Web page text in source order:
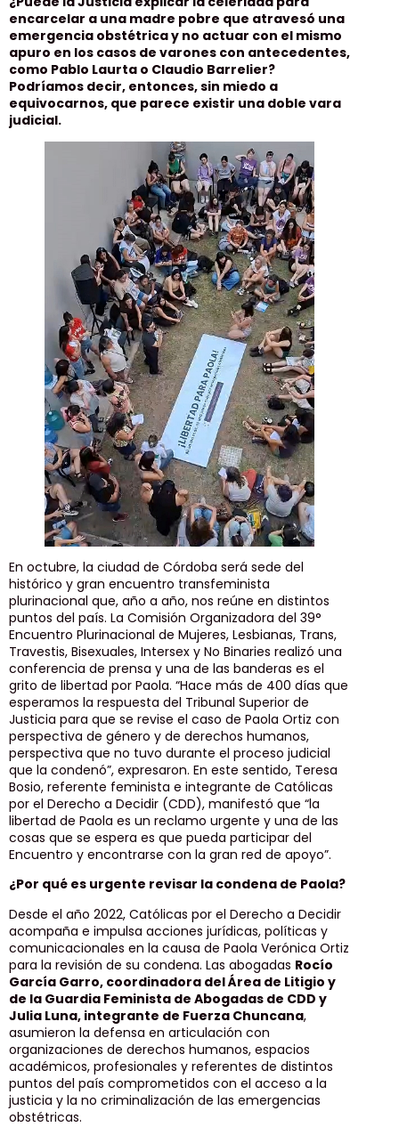
encarcelar a una madre pobre que atravesó una
emergencia obstétrica y no actuar con el mismo
apuro en los casos de varones con antecedentes,
como Pablo Laurta o Claudio Barrelier?
Podríamos decir, entonces, sin miedo a
equivocarnos, que parece existir una doble vara
judicial.
En octubre, la ciudad de Córdoba será sede del
histórico y gran encuentro transfeminista
plurinacional que, año a año, nos reúne en distintos
puntos del país. La Comisión Organizadora del 39°
Encuentro Plurinacional de Mujeres, Lesbianas, Trans,
Travestis, Bisexuales, Intersex y No Binaries realizó una
conferencia de prensa y una de las banderas es el
grito de libertad por Paola. “Hace más de 400 días que
esperamos la respuesta del Tribunal Superior de
Justicia para que se revise el caso de Paola Ortiz con
perspectiva de género y de derechos humanos,
perspectiva que no tuvo durante el proceso judicial
que la condenó”, expresaron. En este sentido, Teresa
Bosio, referente feminista e integrante de Católicas
por el Derecho a Decidir (CDD), manifestó que “la
libertad de Paola es un reclamo urgente y una de las
cosas que se espera es que pueda participar del
Encuentro y encontrarse con la gran red de apoyo”.
¿Por qué es urgente revisar la condena de Paola?
Desde el año 2022, Católicas por el Derecho a Decidir
acompaña e impulsa acciones jurídicas, políticas y
comunicacionales en la causa de Paola Verónica Ortiz
para la revisión de su condena. Las abogadas Rocío
García Garro, coordinadora del Área de Litigio y
de la Guardia Feminista de Abogadas de CDD y
Julia Luna, integrante de Fuerza Chuncana,
asumieron la defensa en articulación con
organizaciones de derechos humanos, espacios
académicos, profesionales y referentes de distintos
puntos del país comprometidos con el acceso a la
justicia y la no criminalización de las emergencias
obstétricas.